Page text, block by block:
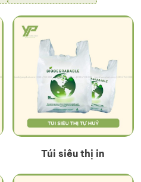
Túi siêu thị in